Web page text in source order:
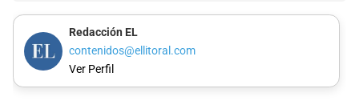
Redacción EL
contenidos@ellitoral.com
Ver Perfil